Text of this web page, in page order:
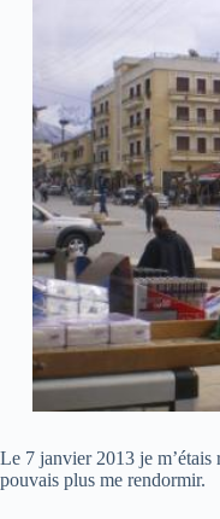
Le 7 janvier 2013 je m’étais
pouvais plus me rendormir.